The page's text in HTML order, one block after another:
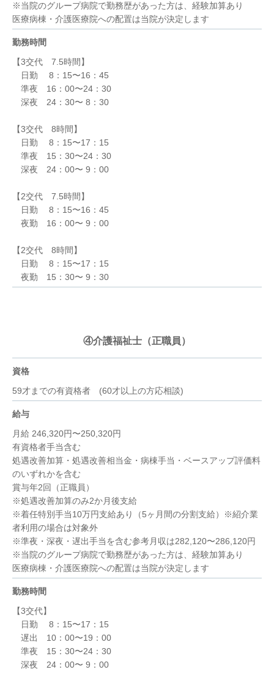
※当院のグループ病院で勤務歴があった方は、経験加算あり
医療病棟・介護医療院への配置は当院が決定します
勤務時間
【3交代 7.5時間】
日勤 8：15〜16：45
準夜 16：00〜24：30
深夜 24：30〜 8：30
【3交代 8時間】
日勤 8：15〜17：15
準夜 15：30〜24：30
深夜 24：00〜 9：00
【2交代 7.5時間】
日勤 8：15〜16：45
夜勤 16：00〜 9：00
【2交代 8時間】
日勤 8：15〜17：15
夜勤 15：30〜 9：30
④介護福祉士（正職員）
資格
59才までの有資格者 (60才以上の方応相談)
給与
月給 246,320円〜250,320円
有資格者手当含む
処遇改善加算・処遇改善相当金・病棟手当・ベースアップ評価料
のいずれかを含む
賞与年2回（正職員）
※処遇改善加算のみ2か月後支給
※着任特別手当10万円支給あり（5ヶ月間の分割支給）※紹介業
者利用の場合は対象外
※準夜・深夜・遅出手当を含む参考月収は282,120〜286,120円
※当院のグループ病院で勤務歴があった方は、経験加算あり
医療病棟・介護医療院への配置は当院が決定します
勤務時間
【3交代】
日勤 8：15〜17：15
遅出 10：00〜19：00
準夜 15：30〜24：30
深夜 24：00〜 9：00